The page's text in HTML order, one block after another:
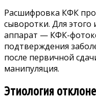
Расшифровка КФК
сыворотки. Для этого
аппарат — КФК-
подтверждения
после первичной
манипуляция.
Этиология